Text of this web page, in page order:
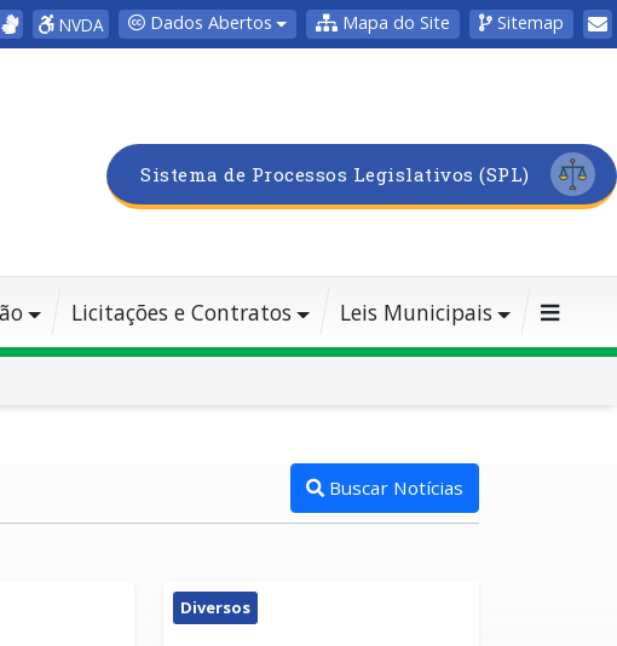
NVDA Dados Abertos Mapa do Site Sitemap
Sistema de Processos Legislativos (SPL)
Licitações e Contratos Leis Municipais
Buscar Notícias
Diversos